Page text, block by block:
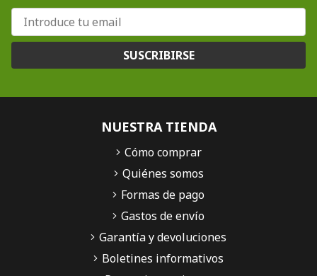
SUSCRIBIRSE
NUESTRA TIENDA
Cómo comprar
Quiénes somos
Formas de pago
Gastos de envío
Garantía y devoluciones
Boletines informativos